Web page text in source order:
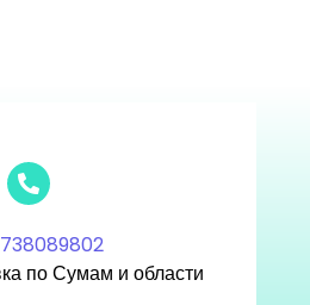
по Сумам и области